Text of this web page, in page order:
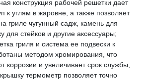
конструкция рабочей решетки дает
к углям в жаровне, а также позволяет
гриле чугунный садж, камень для
для стейков и другие аксессуары;
гриля и система ее подвески к
методом хромирования, что
коррозии и увеличивает срок службы;
термометр позволяет точно